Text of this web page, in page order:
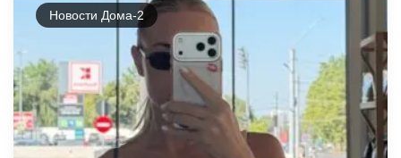
Новости Дома-2